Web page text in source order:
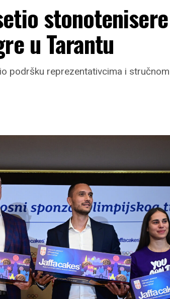
u Tarantu
podršku reprezentativcima i